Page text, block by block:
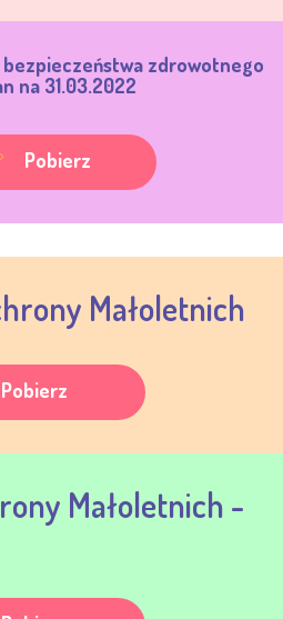
zdrowotnego
na 31.03.2022
Pobierz
Małoletnich
Pobierz
Małoletnich -